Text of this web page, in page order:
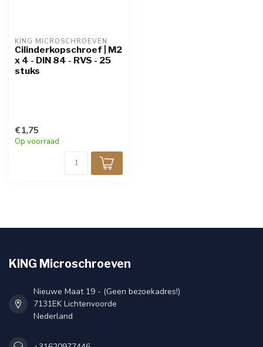
KING MICROSCHROEVEN
Cilinderkopschroef | M2
x 4 - DIN 84 - RVS - 25
stuks
€1,75
Op voorraad
KING Microschroeven
Nieuwe Maat 19 - (Geen bezoekadres!)
7131EK Lichtenvoorde
Nederland